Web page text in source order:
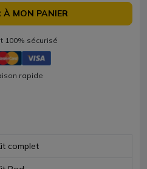
À MON PANIER
100% sécurisé
rapide
complet